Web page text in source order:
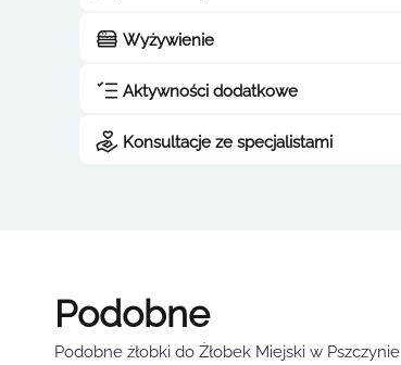
Wyżywienie
Aktywności dodatkowe
Konsultacje ze specjalistami
Podobne
Podobne żłobki do Żłobek Miejski w Pszczynie